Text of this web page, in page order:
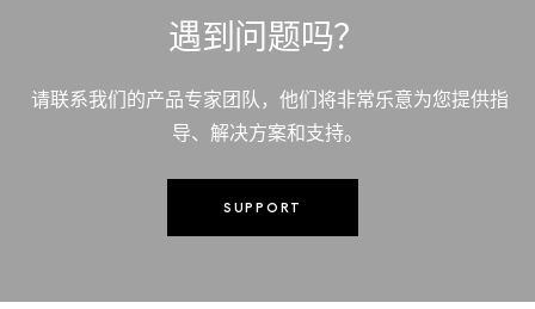
遇到问题吗？
请联系我们的产品专家团队，他们将非常乐意为您提供指
导、解决方案和支持。
SUPPORT